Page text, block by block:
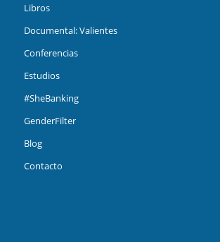
Libros
Documental: Valientes
Conferencias
Estudios
#SheBanking
GenderFilter
Blog
Contacto